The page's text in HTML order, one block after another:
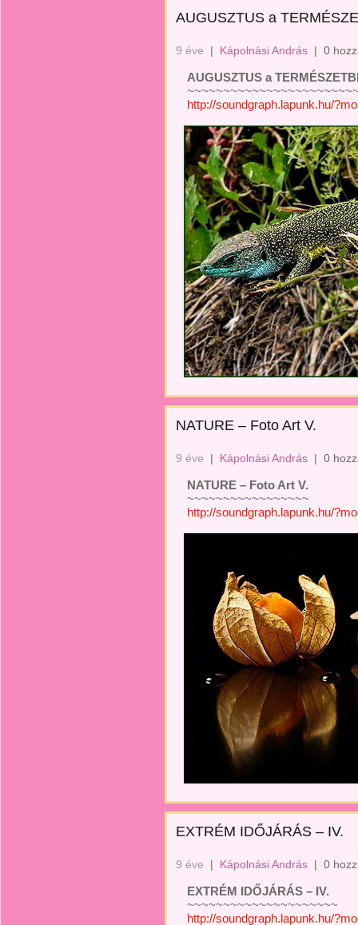
AUGUSZTUS a
9 éve | Kápolnási András | 0
AUGUSZTUS a
http://soundgraph.lapunk.hu/
NATURE – Foto Art V.
9 éve | Kápolnási András | 0
NATURE – Foto Art V.
~~~~~~~~~~~~~~~~~
http://soundgraph.lapunk.hu/
EXTRÉM IDŐJÁRÁS – IV.
9 éve | Kápolnási András | 0
EXTRÉM IDŐJÁRÁS – IV.
~~~~~~~~~~~~~~~~~~~~~
http://soundgraph.lapunk.hu/